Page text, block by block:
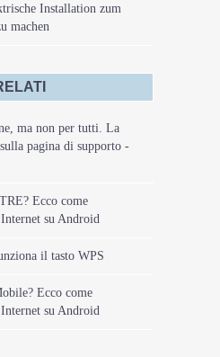
Installation zum
machen
ma non per tutti. La
pagina di supporto -
Ecco come
su Android
il tasto WPS
Ecco come
su Android